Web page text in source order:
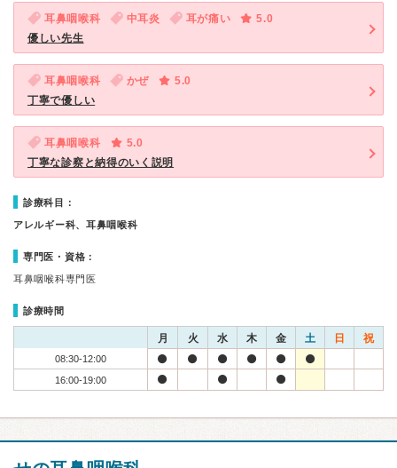
耳鼻咽喉科 中耳炎 耳が痛い
5.0
優しい先生
耳鼻咽喉科 かぜ
5.0
丁寧で優しい
耳鼻咽喉科
5.0
丁寧な診察と納得のいく説明
診療科目：
アレルギー科、耳鼻咽喉科
専門医・資格：
耳鼻咽喉科専門医
診療時間
月 火 水 木 金 土 日 祝
08:30-12:00
16:00-19:00